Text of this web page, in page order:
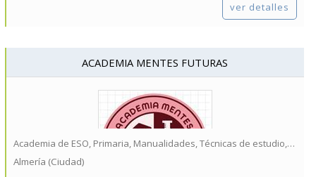
ver detalles
ACADEMIA MENTES FUTURAS
Academia de ESO, Primaria, Manualidades, Técnicas de estudio, Problemas de aprendizaje...
Almería (Ciudad)